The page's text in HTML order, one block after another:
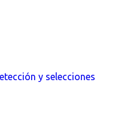
y selecciones